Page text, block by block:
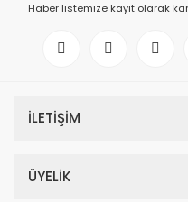
Haber listemize kayıt olarak
İLETİŞİM
ÜYELİK